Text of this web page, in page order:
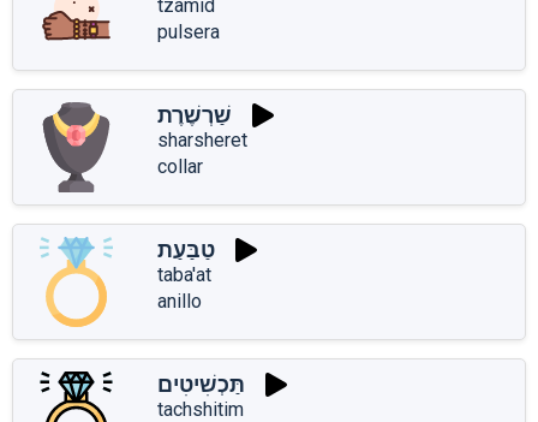
tzamid
pulsera
שַׁרְשֶׁרֶת
sharsheret
collar
טַבַּעַת
taba'at
anillo
תַּכְשִׁיטִים
tachshitim